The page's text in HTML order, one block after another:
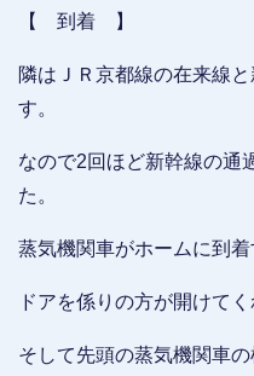
【 到着 】
隣はＪＲ京都線の在来線
す。
なので2回ほど新幹線の通
た。
蒸気機関車がホームに到着
ドアを係りの方が開けて
そして先頭の蒸気機関車